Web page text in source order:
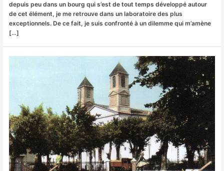
depuis peu dans un bourg qui s’est de tout temps développé autour
de cet élément, je me retrouve dans un laboratoire des plus
exceptionnels. De ce fait, je suis confronté à un dilemme qui m’amène
[…]